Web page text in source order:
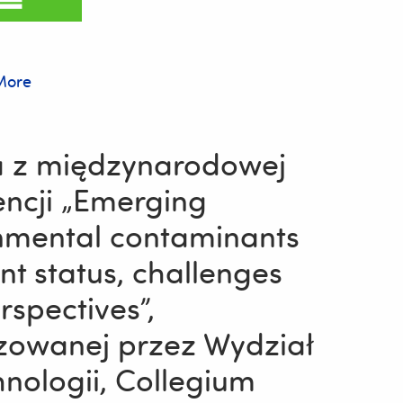
z międzynarodowej
„Emerging
contaminants
status, challenges
przez Wydział
Collegium